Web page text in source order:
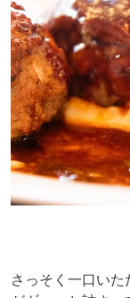
さっそく一口い